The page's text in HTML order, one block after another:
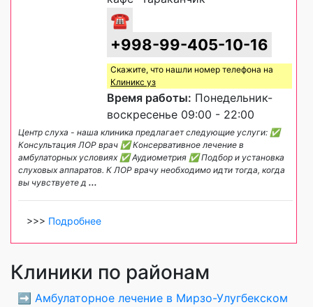
☎
+998-99-405-10-16
Скажите, что нашли номер телефона на
Клиникс уз
Время работы: Понедельник-
воскресенье 09:00 - 22:00
Центр слуха - наша клиника предлагает следующие услуги: ✅
Консультация ЛОР врач ✅ Консервативное лечение в
амбулаторных условиях ✅ Аудиометрия ✅ Подбор и установка
слуховых аппаратов. К ЛОР врачу необходимо идти тогда, когда
вы чувствуете д ...
>>> Подробнее
Клиники по районам
➡️ Амбулаторное лечение в Мирзо-Улугбекском